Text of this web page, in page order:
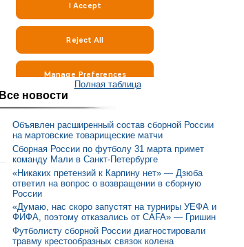
Полная таблица
Все новости
Объявлен расширенный состав сборной России
на мартовские товарищеские матчи
Сборная России по футболу 31 марта примет
команду Мали в Санкт-Петербурге
«Никаких претензий к Карпину нет» — Дзюба
ответил на вопрос о возвращении в сборную
России
«Думаю, нас скоро запустят на турниры УЕФА и
ФИФА, поэтому отказались от CAFA» — Гришин
Футболисту сборной России диагностировали
травму крестообразных связок колена